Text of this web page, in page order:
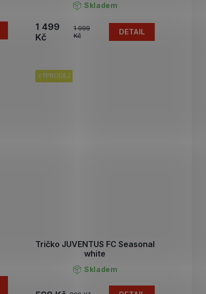
Skladem
1 999
Kč
1 499
Kč
DETAIL
VÝPRODEJ
Tričko JUVENTUS FC Seasonal
white
Skladem